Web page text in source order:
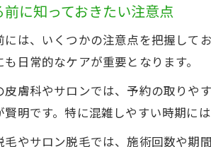
に知っておきたい注意点
は、いくつかの注意点を把握して
日常的なケアが重要となります。
皮膚科やサロンでは、予約の取りや
明です。特に混雑しやすい時期に
毛やサロン脱毛では、施術回数や期